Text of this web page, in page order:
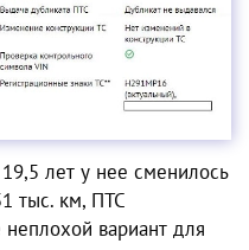
лет у нее сменилось
тыс. км, ПТС
вариант для